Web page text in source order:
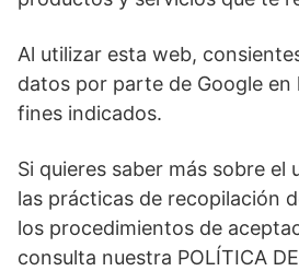
Al utilizar esta web,
datos por parte de Google en
fines indicados.
Si quieres saber más sobre el
las prácticas de recopilación
los procedimientos de
consulta nuestra POLÍTICA